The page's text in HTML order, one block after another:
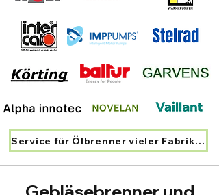
Service für Ölbrenner vieler Fabrikate